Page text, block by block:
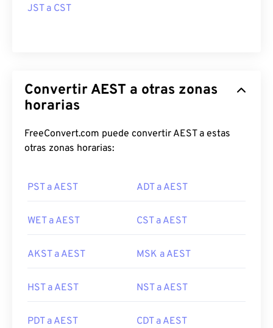
JST a CST
Convertir AEST a otras zonas
horarias
FreeConvert.com puede convertir AEST a estas
otras zonas horarias:
PST a AEST ADT a AEST
WET a AEST CST a AEST
AKST a AEST MSK a AEST
HST a AEST NST a AEST
PDT a AEST CDT a AEST